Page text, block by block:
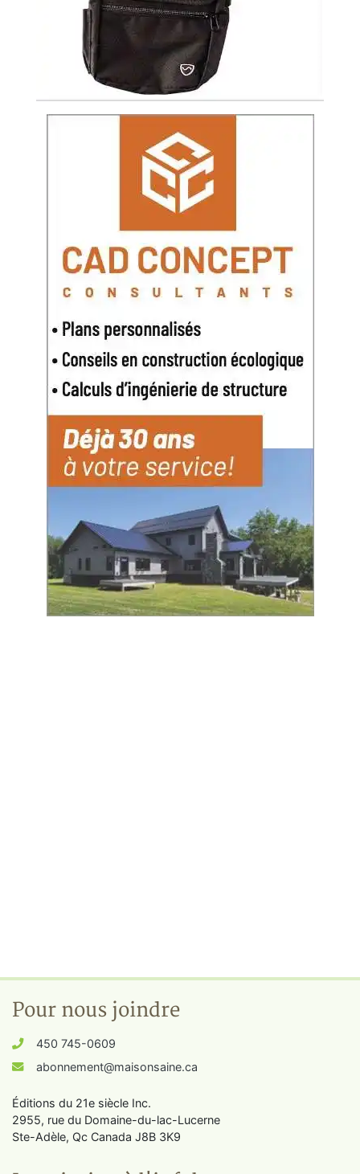
Pour nous joindre
450 745-0609
abonnement@maisonsaine.ca
Éditions du 21e siècle Inc.
2955, rue du Domaine-du-lac-Lucerne
Ste-Adèle, Qc Canada J8B 3K9